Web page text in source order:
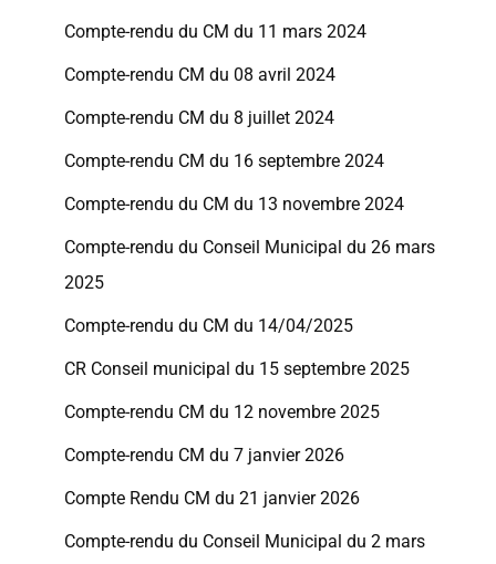
Compte-rendu du CM du 11 mars 2024
Compte-rendu CM du 08 avril 2024
Compte-rendu CM du 8 juillet 2024
Compte-rendu CM du 16 septembre 2024
Compte-rendu du CM du 13 novembre 2024
Compte-rendu du Conseil Municipal du 26 mars
2025
Compte-rendu du CM du 14/04/2025
CR Conseil municipal du 15 septembre 2025
Compte-rendu CM du 12 novembre 2025
Compte-rendu CM du 7 janvier 2026
Compte Rendu CM du 21 janvier 2026
Compte-rendu du Conseil Municipal du 2 mars